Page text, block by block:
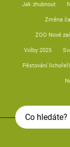
Jak zhubnout
Změna
ZOO Nové
Volby 2025
Pěstování